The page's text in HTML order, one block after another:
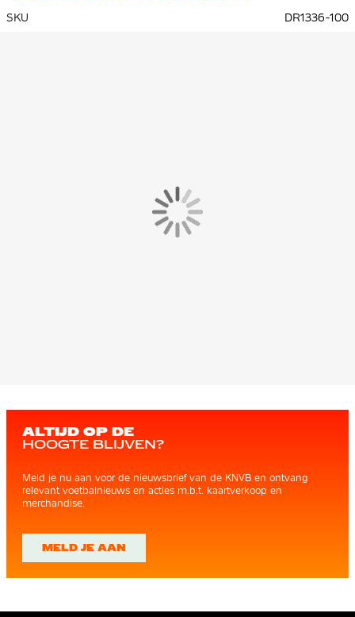
SKU DR1336-100
ALTIJD OP DE
HOOGTE BLIJVEN?
Meld je nu aan voor de nieuwsbrief van de KNVB en ontvang
relevant voetbalnieuws en acties m.b.t. kaartverkoop en
merchandise.
MELD JE AAN